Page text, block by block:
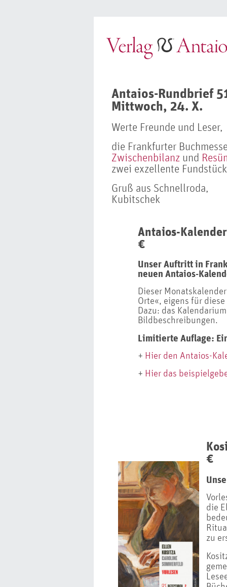
Antaios-Rundbrief
Mittwoch, 24. X.
Werte Freunde und Leser,
die Frankfurter
Zwischenbilanz und
zwei exzellente
Gruß aus Schnellroda,
Kubitschek
Antaios-
€
Unser Auftritt in
neuen Antaios-
Dieser
Orte«, eigens für
Dazu: das
Bildbeschreibungen.
Limitierte Auflage:
+ Hier den Antaios-
+ Hier das
€
die
zu